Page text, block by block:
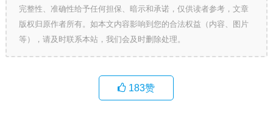
完整性、准确性给予任何担保、暗示和承诺，仅供读者参考，文章
版权归原作者所有。如本文内容影响到您的合法权益（内容、图片
等），请及时联系本站，我们会及时删除处理。
183赞